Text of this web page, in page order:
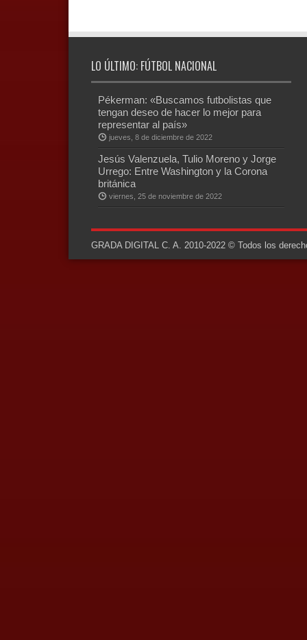
LO ÚLTIMO: FÚTBOL NACIONAL
Pékerman: «Buscamos futbolistas que
tengan deseo de hacer lo mejor para
representar al país»
jueves, 8 de diciembre de 2022
Jesús Valenzuela, Tulio Moreno y Jorge
Urrego: Entre Washington y la Corona
británica
viernes, 25 de noviembre de 2022
GRADA DIGITAL C. A. 2010-2022 © Todos los